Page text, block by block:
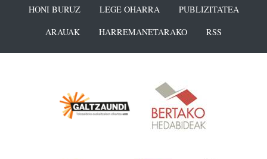
HONI BURUZ LEGE OHARRA
PUBLIZITATEA
ARAUAK
HARREMANETARAKO RSS